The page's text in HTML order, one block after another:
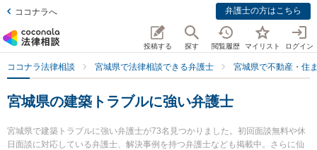
ココナラへ 弁護士の方はこちら
投稿する 探す 閲覧履歴 マイリスト ログイン
ココナラ法律相談 宮城県で法律相談できる弁護士 宮城県で不動産・住
宮城県の建築トラブルに強い弁護士
宮城県で建築トラブルに強い弁護士が73名見つかりました。初回面談無料や休
日面談に対応している弁護士、解決事例を持つ弁護士なども掲載中。さらに仙